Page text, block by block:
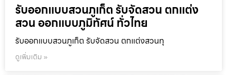
รับออกแบบสวนภูเก็ต รับจัดสวน ตกแต่ง
สวน ออกแบบภูมิทัศน์ ทั่วไทย
รับออกแบบสวนภูเก็ต รับจัดสวน ตกแต่งสวนทุ
ดูเพิ่มเติม »